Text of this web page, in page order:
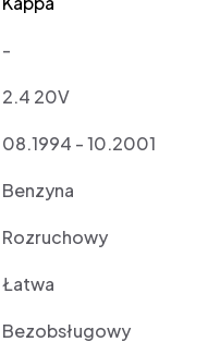
-
2.4 20V
08.1994 - 10.2001
Benzyna
Rozruchowy
Łatwa
Bezobsługowy